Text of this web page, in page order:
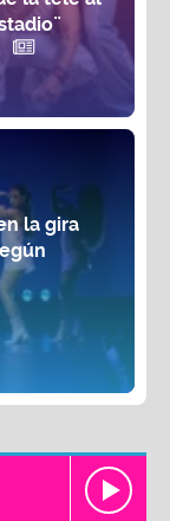
la gira